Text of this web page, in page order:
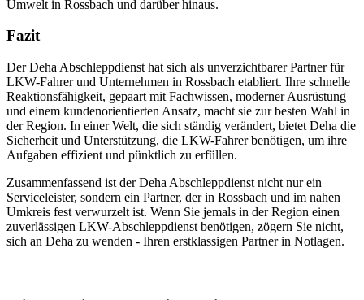
Umwelt in Rossbach und darüber hinaus.
Fazit
Der Deha Abschleppdienst hat sich als unverzichtbarer Partner für
LKW-Fahrer und Unternehmen in Rossbach etabliert. Ihre schnelle
Reaktionsfähigkeit, gepaart mit Fachwissen, moderner Ausrüstung
und einem kundenorientierten Ansatz, macht sie zur besten Wahl in
der Region. In einer Welt, die sich ständig verändert, bietet Deha die
Sicherheit und Unterstützung, die LKW-Fahrer benötigen, um ihre
Aufgaben effizient und pünktlich zu erfüllen.
Zusammenfassend ist der Deha Abschleppdienst nicht nur ein
Serviceleister, sondern ein Partner, der in Rossbach und im nahen
Umkreis fest verwurzelt ist. Wenn Sie jemals in der Region einen
zuverlässigen LKW-Abschleppdienst benötigen, zögern Sie nicht,
sich an Deha zu wenden - Ihren erstklassigen Partner in Notlagen.